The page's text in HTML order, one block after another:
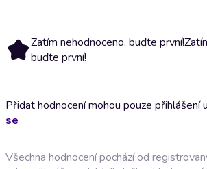
Zatím nehodnoceno, buďte první!
buďte první!
Přidat hodnocení mohou pouze přihlášení
se
Všechna hodnocení pochází od